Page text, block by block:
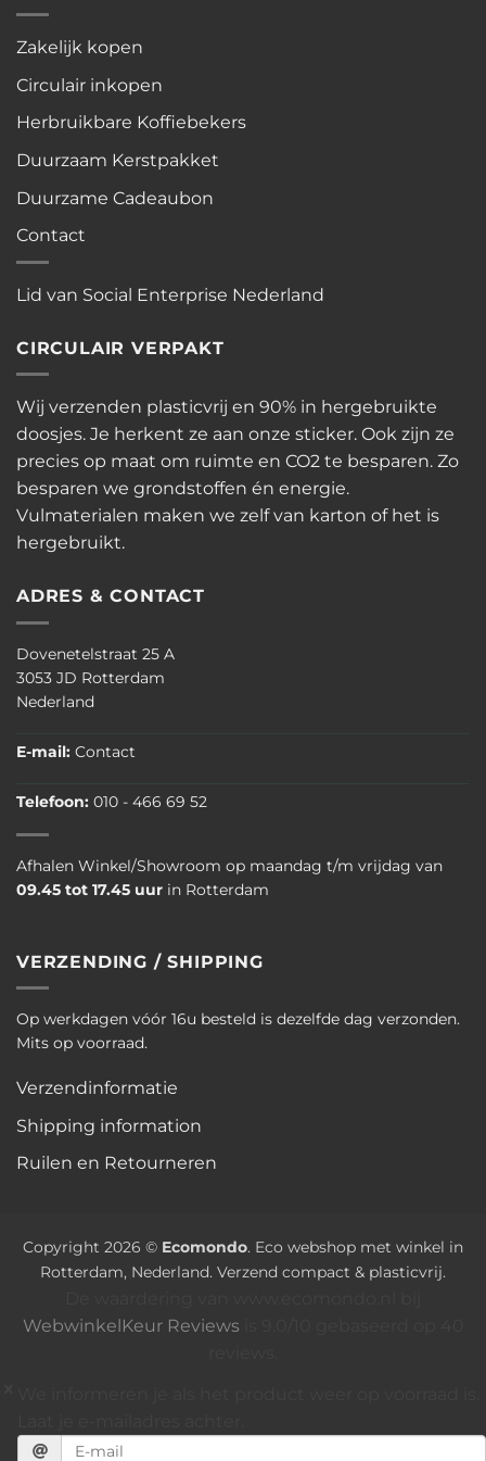
Zakelijk kopen
Circulair inkopen
Herbruikbare Koffiebekers
Duurzaam Kerstpakket
Duurzame Cadeaubon
Contact
Lid van Social Enterprise Nederland
CIRCULAIR VERPAKT
Wij verzenden plasticvrij en 90% in hergebruikte
doosjes. Je herkent ze aan onze sticker. Ook zijn ze
precies op maat om ruimte en CO2 te besparen. Zo
besparen we grondstoffen én energie.
Vulmaterialen maken we zelf van karton of het is
hergebruikt.
ADRES & CONTACT
Dovenetelstraat 25 A
3053 JD Rotterdam
Nederland
E-mail: Contact
Telefoon: 010 - 466 69 52
Afhalen Winkel/Showroom op maandag t/m vrijdag van
09.45 tot 17.45 uur in Rotterdam
VERZENDING / SHIPPING
Op werkdagen vóór 16u besteld is dezelfde dag verzonden.
Mits op voorraad.
Verzendinformatie
Shipping information
Ruilen en Retourneren
Copyright 2026 © Ecomondo. Eco webshop met winkel in
Rotterdam, Nederland. Verzend compact & plasticvrij.
WebwinkelKeur Reviewsis 9.0/10 gebaseerd op 40